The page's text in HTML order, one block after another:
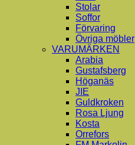
Stolar
Soffor
Förvaring
Övriga möbler
VARUMÄRKEN
Arabia
Gustafsberg
Höganäs
JIE
Guldkroken
Rosa Ljung
Kosta
Orrefors